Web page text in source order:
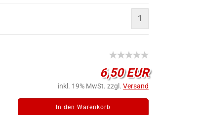
1
6,50 EUR
inkl. 19% MwSt. zzgl. Versand
In den Warenkorb